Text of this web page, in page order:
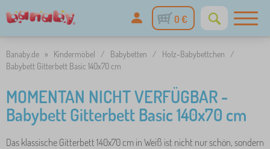
0 €
Banaby.de » Kindermöbel / Babybetten / Holz-Babybettchen
/
Babybett Gitterbett Basic 140x70 cm
MOMENTAN NICHT VERFÜGBAR -
Babybett Gitterbett Basic 140x70 cm
Das klassische Gitterbett 140x70 cm in Weiß ist nicht nur schön, sondern